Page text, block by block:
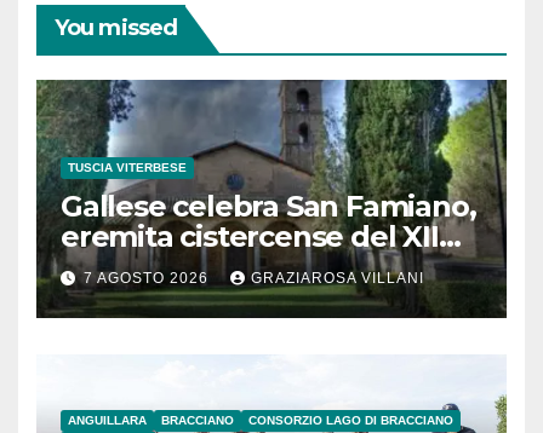
You missed
TUSCIA VITERBESE
Gallese celebra San Famiano,
eremita cistercense del XII
secolo
7 AGOSTO 2026 GRAZIAROSA VILLANI
ANGUILLARA BRACCIANO
CONSORZIO LAGO DI BRACCIANO